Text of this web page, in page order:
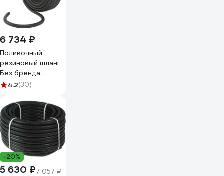
6 734 ₽
Поливочный
резиновый шланг
Без бренда
кордовый рукав,
67556
4.2(30)
-20%
5 630 ₽7 057 ₽